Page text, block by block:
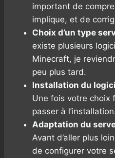
important de
implique, et de
Choix d’un type
existe plusieurs
Minecraft, je
peu plus tard.
Installation du
Une fois votre choix
passer à
Adaptation du
Avant d’aller plus
de configurer votre